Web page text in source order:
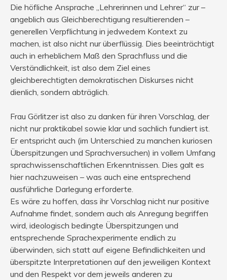
Die höfliche Ansprache „Lehrerinnen und Lehrer“ zur –
angeblich aus Gleichberechtigung resultierenden –
generellen Verpflichtung in jedwedem Kontext zu
machen, ist also nicht nur überflüssig. Dies beeinträchtigt
auch in erheblichem Maß den Sprachfluss und die
Verständlichkeit, ist also dem Ziel eines
gleichberechtigten demokratischen Diskurses nicht
dienlich, sondern abträglich.
Frau Görlitzer ist also zu danken für ihren Vorschlag, der
nicht nur praktikabel sowie klar und sachlich fundiert ist.
Er entspricht auch (im Unterschied zu manchen kuriosen
Überspitzungen und Sprachversuchen) in vollem Umfang
sprachwissenschaftlichen Erkenntnissen. Dies galt es
hier nachzuweisen – was auch eine entsprechend
ausführliche Darlegung erforderte.
Es wäre zu hoffen, dass ihr Vorschlag nicht nur positive
Aufnahme findet, sondern auch als Anregung begriffen
wird, ideologisch bedingte Überspitzungen und
entsprechende Sprachexperimente endlich zu
überwinden, sich statt auf eigene Befindlichkeiten und
überspitzte Interpretationen auf den jeweiligen Kontext
und den Respekt vor dem jeweils anderen zu